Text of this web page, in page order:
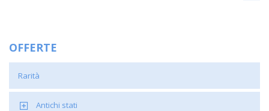
OFFERTE
Rarità
Antichi stati